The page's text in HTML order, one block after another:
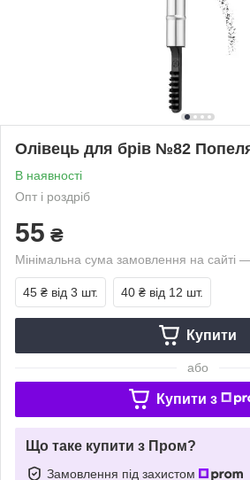
Олівець для брів №82
В наявності
Опт і роздріб
55 ₴
Мінімальна сума замовлення на сайті
45 ₴ від 3 шт. 40 ₴ від 12 шт.
Купити
або
Купити з
Що таке купити з Пром?
Замовлення під захистом